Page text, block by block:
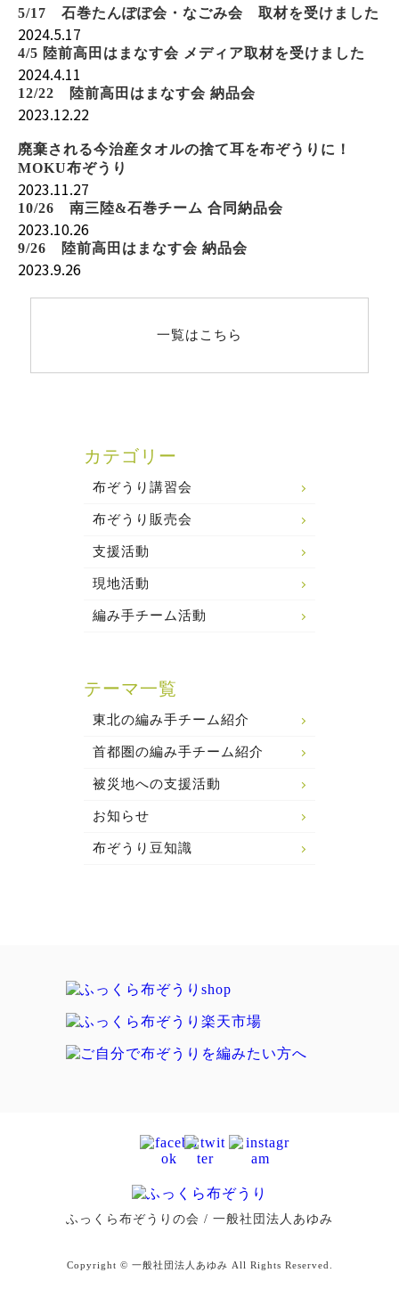
5/17 石巻たんぽぽ会・なごみ会 取材を受けました
2024.5.17
4/5 陸前高田はまなす会 メディア取材を受けました
2024.4.11
12/22 陸前高田はまなす会 納品会
2023.12.22
廃棄される今治産タオルの捨て耳を布ぞうりに！
MOKU布ぞうり
2023.11.27
10/26 南三陸&石巻チーム 合同納品会
2023.10.26
9/26 陸前高田はまなす会 納品会
2023.9.26
一覧はこちら
カテゴリー
布ぞうり講習会
布ぞうり販売会
支援活動
現地活動
編み手チーム活動
テーマ一覧
東北の編み手チーム紹介
首都圏の編み手チーム紹介
被災地への支援活動
お知らせ
布ぞうり豆知識
ふっくら布ぞうりの会 / 一般社団法人あゆみ
Copyright © 一般社団法人あゆみ All Rights Reserved.